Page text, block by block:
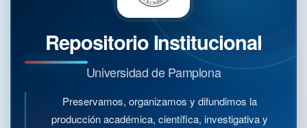
Repositorio Institucional
Universidad de Pamplona
Preservamos, organizamos y difundimos la
producción académica, científica, investigativa y